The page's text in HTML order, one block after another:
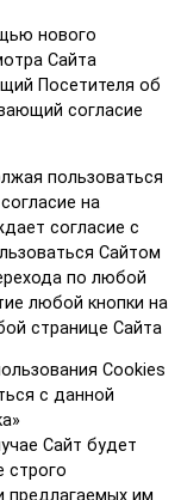
нового
Сайта
Посетителя об
согласие
пользоваться
на
согласие с
Сайтом
по любой
любой кнопки на
странице Сайта
Сookies
с данной
Сайт будет
строго